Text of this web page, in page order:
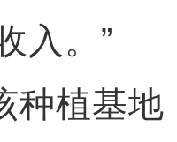
入。”
植基地